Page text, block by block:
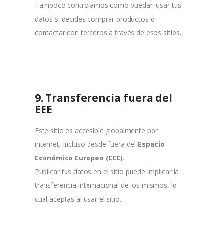
Tampoco controlamos cómo puedan usar tus
datos si decides comprar productos o
contactar con terceros a través de esos sitios.
9. Transferencia fuera del
EEE
Este sitio es accesible globalmente por
internet, incluso desde fuera del Espacio
Económico Europeo (EEE).
Publicar tus datos en el sitio puede implicar la
transferencia internacional de los mismos, lo
cual aceptas al usar el sitio.